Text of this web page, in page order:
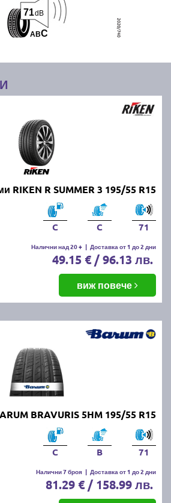
ABC
71dB
RIKEN R SUMMER 3 195/55 R15
C C 71
Налични над 20 + | Доставка от 1 до 2 дни
49.15 € / 96.13 лв.
виж повече
BRAVURIS 5HM 195/55 R15
C B 71
Налични 7 броя | Доставка от 1 до 2 дни
81.29 € / 158.99 лв.